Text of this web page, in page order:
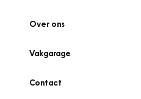
Over ons
Vakgarage
Contact